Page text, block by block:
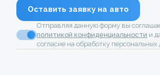
Оставить заявку на авто
Отправляя данную форму вы
политикой конфиденциальности и
согласие на обработку персональных